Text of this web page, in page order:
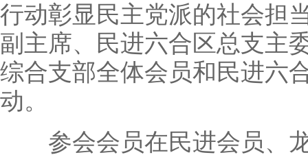
行动彰显民主党派的社会担
副主席、民进六合区总支主
综合支部全体会员和民进六
动。
参会会员在民进会员、龙